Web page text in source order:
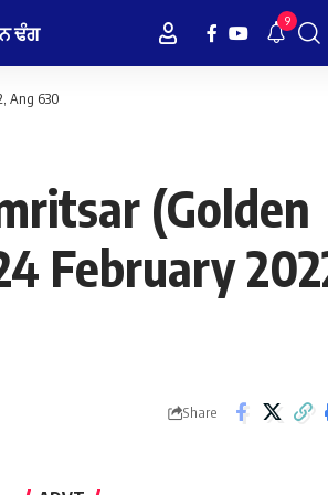
ਢੰਗ 9
Ang 630
(Golden
February
Share